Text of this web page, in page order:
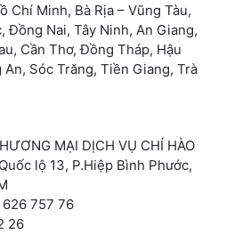
Chí Minh, Bà Rịa – Vũng Tàu,
Đồng Nai, Tây Ninh, An Giang,
Cần Thơ, Đồng Tháp, Hậu
Sóc Trăng, Tiền Giang, Trà
MẠI DỊCH VỤ CHÍ HÀO
lộ 13, P.Hiệp Bình Phước,
757 76
26